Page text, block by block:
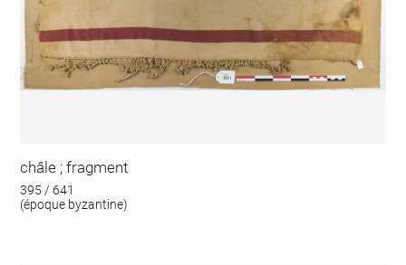
châle ; fragment
395 / 641
(époque byzantine)